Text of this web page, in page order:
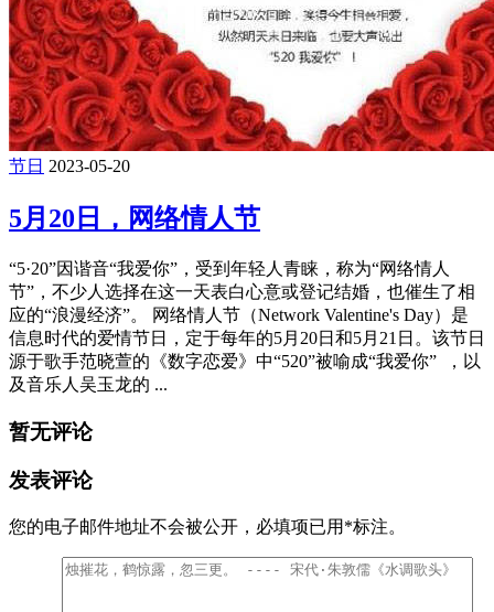
节日 2023-05-20
5月20日，网络情人节
“5·20”因谐音“我爱你”，受到年轻人青睐，称为“网络情人
节”，不少人选择在这一天表白心意或登记结婚，也催生了相
应的“浪漫经济”。 网络情人节（Network Valentine's Day）是
信息时代的爱情节日，定于每年的5月20日和5月21日。该节日
源于歌手范晓萱的《数字恋爱》中“520”被喻成“我爱你” ，以
及音乐人吴玉龙的 ...
暂无评论
发表评论
您的电子邮件地址不会被公开， 必填项已用 *标注。